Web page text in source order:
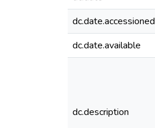
dc.date.accessioned
dc.date.available
dc.description